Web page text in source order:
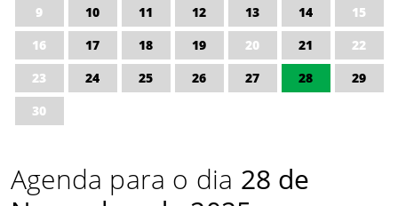
9
10 11 12 13 14
15
16
17 18 19 20 21
22
23
24 25 26 27 28
29
30
Agenda para o dia 28 de